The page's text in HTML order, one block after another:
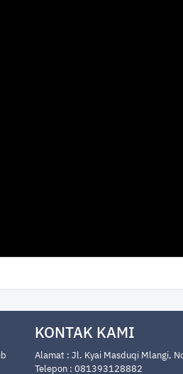
KONTAK KAMI
Alamat : Jl. Kyai Masduqi Mlangi,
Telepon : 081393128882